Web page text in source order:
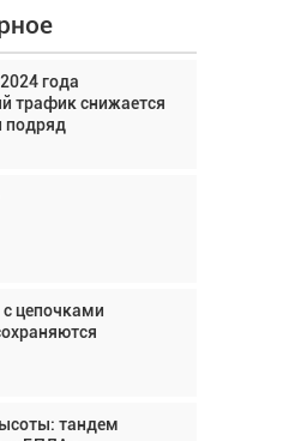
года
трафик снижается
подряд
цепочками
тандем
тандем
и БПЛА в
операциях
фотограф Дэйв
говорит сама
года
трафик снижается
– это актив.